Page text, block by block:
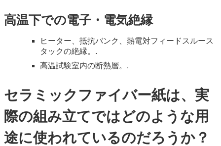
高温下での電子・電気絶縁
ヒーター、抵抗バンク、熱電対フィードスルース
タックの絶縁。.
高温試験室内の断熱層。.
セラミックファイバー紙は、実
際の組み立てではどのような用
途に使われているのだろうか？